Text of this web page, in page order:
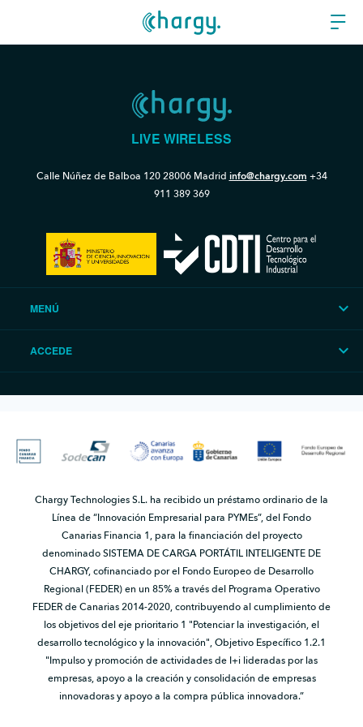
LIVE WIRELESS
Calle Núñez de Balboa 12028006 Madrid info@chargy.com +34
911 389 369
MENÚ
ACCEDE
Chargy Technologies S.L. ha recibido un préstamo ordinario de la
Línea de “Innovación Empresarial para PYMEs”, del Fondo
Canarias Financia 1, para la financiación del proyecto
denominado SISTEMA DE CARGA PORTÁTIL INTELIGENTE DE
CHARGY, cofinanciado por el Fondo Europeo de Desarrollo
Regional (FEDER) en un 85% a través del Programa Operativo
FEDER de Canarias 2014-2020, contribuyendo al cumplimiento de
los objetivos del eje prioritario 1 "Potenciar la investigación, el
desarrollo tecnológico y la innovación", Objetivo Específico 1.2.1
"Impulso y promoción de actividades de I+i lideradas por las
empresas, apoyo a la creación y consolidación de empresas
innovadoras y apoyo a la compra pública innovadora.”